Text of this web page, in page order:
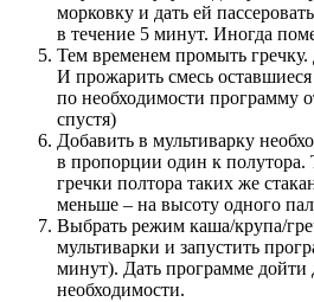
морковку и дать ей
в течение 5 минут. Иногда
Тем временем промыть гречку.
И прожарить смесь
по необходимости программу
спустя)
Добавить в мультиварку
в пропорции один к полутора.
гречки полтора таких же
меньше – на высоту одного
Выбрать режим каша/крупа/
мультиварки и запустить
минут). Дать программе дойти
необходимости.